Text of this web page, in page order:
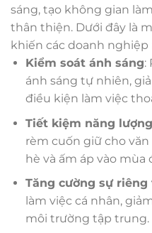
sáng, tạo không gian
thân thiện. Dưới đây là
khiến các doanh
Kiểm soát ánh sáng:
ánh sáng tự nhiên,
điều kiện làm việc
Tiết kiệm năng lượng
rèm cuốn giữ cho
hè và ấm áp vào mùa
Tăng cường sự riêng
làm việc cá nhân,
môi trường tập trung.